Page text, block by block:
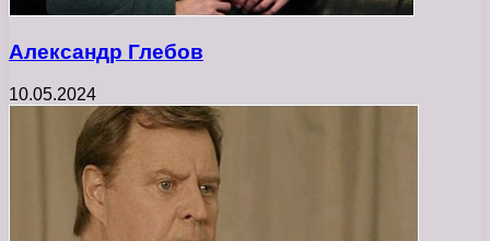
Александр Глебов
10.05.2024